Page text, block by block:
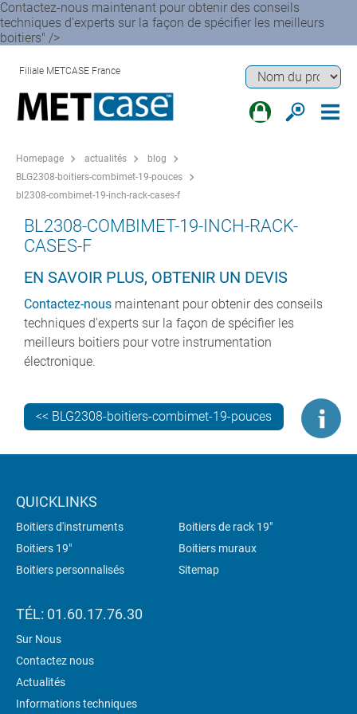
Contactez-nous maintenant pour obtenir des conseils
techniques d'experts sur la façon de spécifier les meilleurs
boitiers" />
Filiale METCASE France
Homepage actualités
blog
BLG2308-boitiers-combimet-19-pouces
bl2308-combimet-19-inch-rack-cases-f
BL2308-COMBIMET-19-INCH-RACK-
CASES-F
EN SAVOIR PLUS, OBTENIR UN DEVIS
Contactez-nous maintenant pour obtenir des conseils
techniques d'experts sur la façon de spécifier les
meilleurs boitiers pour votre instrumentation
électronique.
<< BLG2308-boitiers-combimet-19-pouces
QUICKLINKS
Boitiers d'instruments
Boitiers de rack 19"
Boitiers 19"
Boitiers muraux
Boitiers personnalisés
Sitemap
TÉL: 01.60.17.76.30
Sur Nous
Contactez nous
Actualités
Informations techniques